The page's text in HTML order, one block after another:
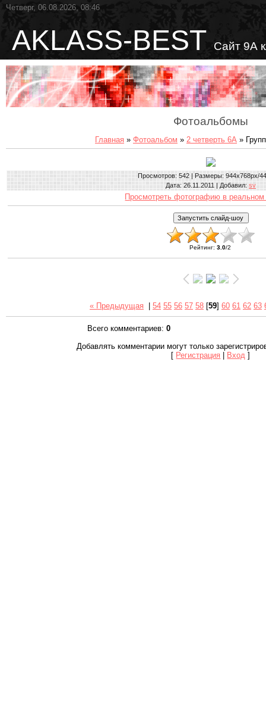
Четверг, 06.08.2026, 08:46
AKLASS-BEST Сайт 9А
Фотоальбомы
Главная » Фотоальбом » 2 четверть 6А »
Просмотров: 542 | Размеры: 944x768px/
Дата: 26.11.2011 | Добавил: sv
Просмотреть фотографию в реальном
Рейтинг:3.0/2
« Предыдущая 54 55 56 57 58 [59] 60 61 62 63
Всего комментариев: 0
Добавлять комментарии могут только
[ Регистрация | Вход ]